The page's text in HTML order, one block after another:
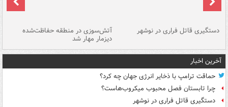
دستگیری قاتل فراری در نوشهر آتش‌سوزی در منطقه حفاظت‌شده
دیزمار مهار شد
آخرین اخبار
حماقت ترامپ با ذخایر انرژی جهان چه کرد؟
چرا تابستان فصل محبوب میکروب‌هاست؟
دستگیری قاتل فراری در نوشهر